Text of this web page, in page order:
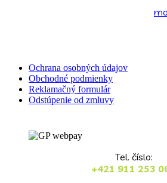
Ochrana osobných údajov
Obchodné podmienky
Reklamačný formulár
Odstúpenie od zmluvy
Tel. číslo:
+421 911 253